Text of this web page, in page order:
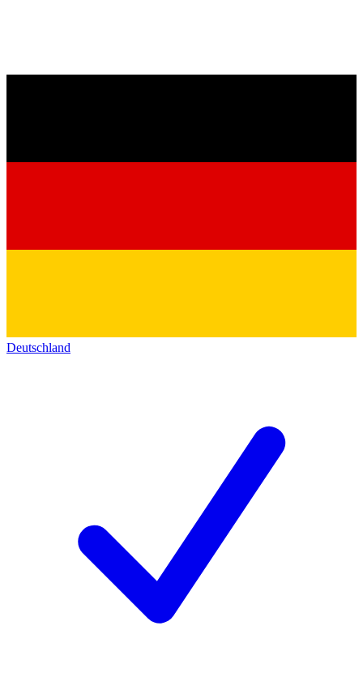
Deutschland